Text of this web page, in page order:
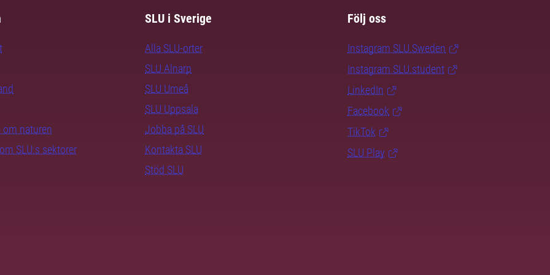
naturen
SLU:s sektorer
SLU i Sverige
Alla SLU-orter
SLU Alnarp
SLU Umeå
SLU Uppsala
Jobba på SLU
Kontakta SLU
Stöd SLU
Följ oss
Instagram SLU.Sweden
Instagram SLU.student
LinkedIn
Facebook
TikTok
SLU Play